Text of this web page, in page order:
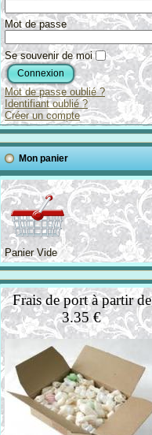
Mot de passe
Se souvenir de moi
Mot de passe oublié ?
Identifiant oublié ?
Créer un compte
Mon panier
Panier Vide
Frais de port à partir de
3.35 €